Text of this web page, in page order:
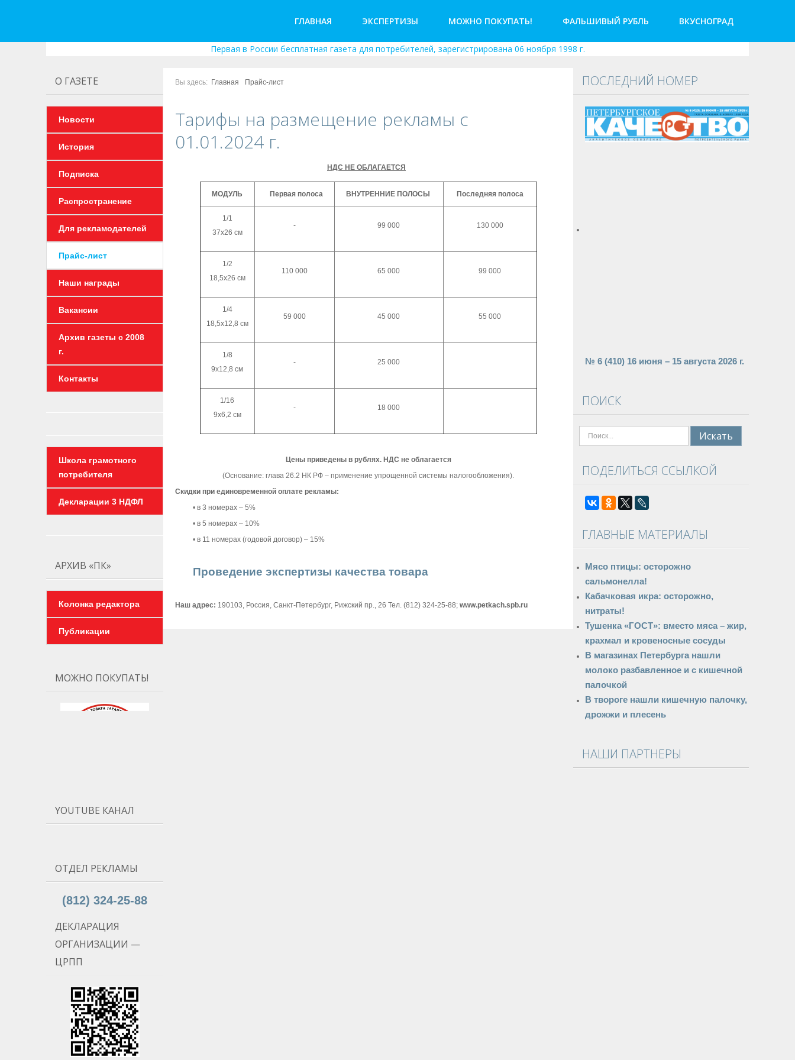
ГЛАВНАЯ ЭКСПЕРТИЗЫ МОЖНО ПОКУПАТЬ! ФАЛЬШИВЫЙ РУБЛЬ ВКУСНОГРАД
Первая в России бесплатная газета для потребителей, зарегистрирована 06 ноября 1998 г.
Вы здесь: Главная Прайс-лист
Тарифы на размещение рекламы с
01.01.2024 г.
НДС НЕ ОБЛАГАЕТСЯ
МОДУЛЬ Первая полоса ВНУТРЕННИЕ ПОЛОСЫ Последняя полоса
1/1
37х26 см
- 99 000 130 000
1/2
18,5х26 см
110 000 65 000 99 000
1/4
18,5х12,8 см
59 000 45 000 55 000
1/8
9х12,8 см
- 25 000
1/16
9х6,2 см
- 18 000
Цены приведены в рублях. НДС не облагается
(Основание: глава 26.2 НК РФ – применение упрощенной системы налогообложения).
Скидки при единовременной оплате рекламы:
• в 3 номерах – 5%
• в 5 номерах – 10%
• в 11 номерах (годовой договор) – 15%
Проведение экспертизы качества товара
Наш адрес: 190103, Россия, Санкт-Петербург, Рижский пр., 26 Тел. (812) 324-25-88; www.petkach.spb.ru
О ГАЗЕТЕ
Новости
История
Подписка
Распространение
Для рекламодателей
Прайс-лист
Наши награды
Вакансии
Архив газеты с 2008
г.
Контакты
Школа грамотного
потребителя
Декларации 3 НДФЛ
АРХИВ «ПК»
Колонка редактора
Публикации
МОЖНО ПОКУПАТЬ!
YOUTUBE КАНАЛ
ОТДЕЛ РЕКЛАМЫ
(812) 324-25-88
ДЕКЛАРАЦИЯ
ОРГАНИЗАЦИИ —
ЦРПП
ПОСЛЕДНИЙ НОМЕР
№ 6 (410) 16 июня – 15 августа 2026 г.
ПОИСК
Поиск Искать
ПОДЕЛИТЬСЯ ССЫЛКОЙ
ГЛАВНЫЕ МАТЕРИАЛЫ
Мясо птицы: осторожно
сальмонелла!
Кабачковая икра: осторожно,
нитраты!
Тушенка «ГОСТ»: вместо мяса – жир,
крахмал и кровеносные сосуды
В магазинах Петербурга нашли
молоко разбавленное и с кишечной
палочкой
В твороге нашли кишечную палочку,
дрожжи и плесень
НАШИ ПАРТНЕРЫ